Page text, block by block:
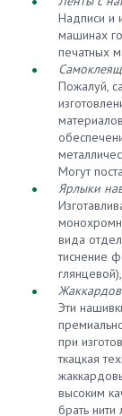
Надписи и
машинах
печатных
Пожалуй,
Могут
Ярлыки
вида
тиснение
Эти
при
ткацкая
высоким
брать